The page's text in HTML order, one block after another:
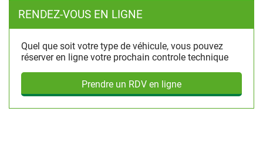
RENDEZ-VOUS EN LIGNE
Quel que soit votre type de véhicule, vous pouvez
réserver en ligne votre prochain controle technique
Prendre un RDV en ligne